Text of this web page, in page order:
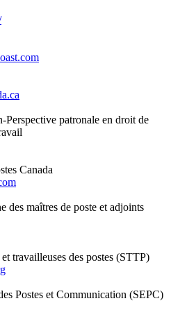
patronale en droit de
Canada
des maîtres de poste et adjoints
travailleuses des postes (STTP)
Postes et Communication (SEPC)